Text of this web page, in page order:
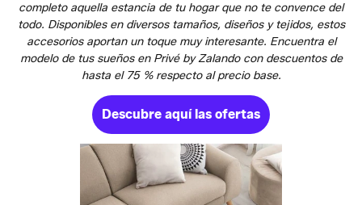
completo aquella estancia de tu hogar que no te convence del
todo. Disponibles en diversos tamaños, diseños y tejidos, estos
accesorios aportan un toque muy interesante. Encuentra el
modelo de tus sueños en Privé by Zalando con descuentos de
hasta el 75 % respecto al precio base.
Descubre aquí las ofertas